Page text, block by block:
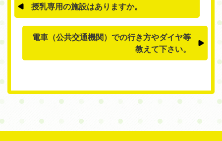
授乳専用の施設はありますか。
電車（公共交通機関）での行き方やダイヤ等
教えて下さい。